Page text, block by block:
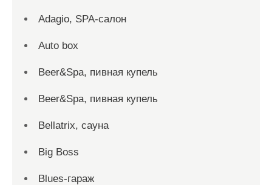
Adagio, SPA-салон
Auto box
Beer&Spa, пивная купель
Beer&Spa, пивная купель
Bellatrix, сауна
Big Boss
Blues-гараж